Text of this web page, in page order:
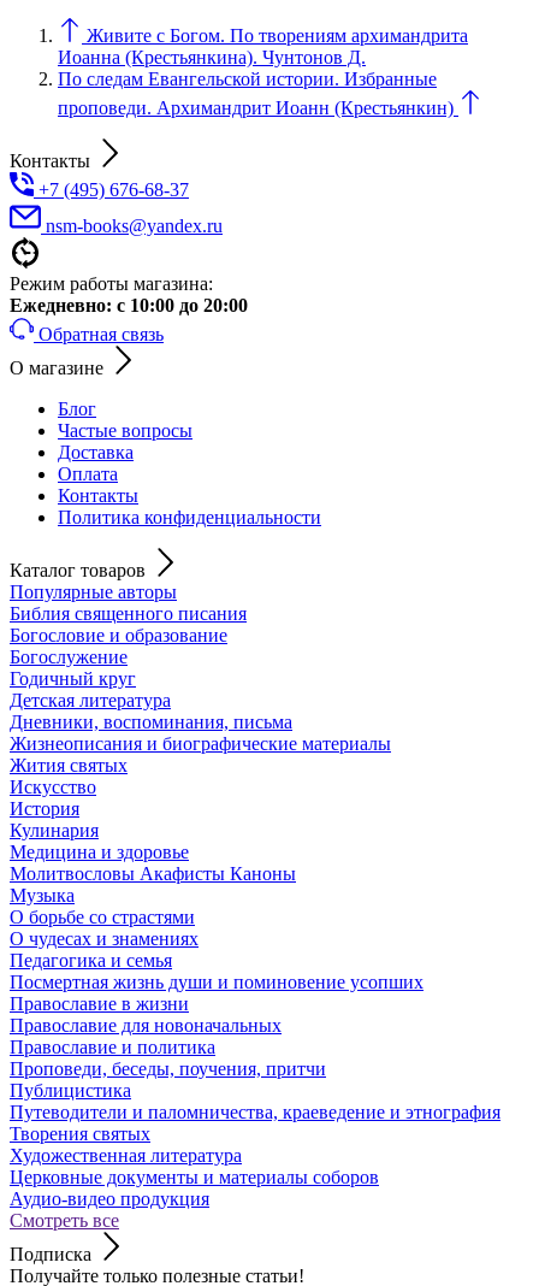
Живите с Богом. По творениям архимандрита
Иоанна (Крестьянкина). Чунтонов Д.
По следам Евангельской истории. Избранные
проповеди. Архимандрит Иоанн (Крестьянкин)
Контакты
+7 (495) 676-68-37
nsm-books@yandex.ru
Режим работы магазина:
Ежедневно: с 10:00 до 20:00
Обратная связь
О магазине
Блог
Частые вопросы
Доставка
Оплата
Контакты
Политика конфиденциальности
Каталог товаров
Популярные авторы
Библия священного писания
Богословие и образование
Богослужение
Годичный круг
Детская литература
Дневники, воспоминания, письма
Жизнеописания и биографические материалы
Жития святых
Искусство
История
Кулинария
Медицина и здоровье
Молитвословы Акафисты Каноны
Музыка
О борьбе со страстями
О чудесах и знамениях
Педагогика и семья
Посмертная жизнь души и поминовение усопших
Православие в жизни
Православие для новоначальных
Православие и политика
Проповеди, беседы, поучения, притчи
Публицистика
Путеводители и паломничества, краеведение и этнография
Творения святых
Художественная литература
Церковные документы и материалы соборов
Аудио-видео продукция
Смотреть все
Подписка
Получайте только полезные статьи!